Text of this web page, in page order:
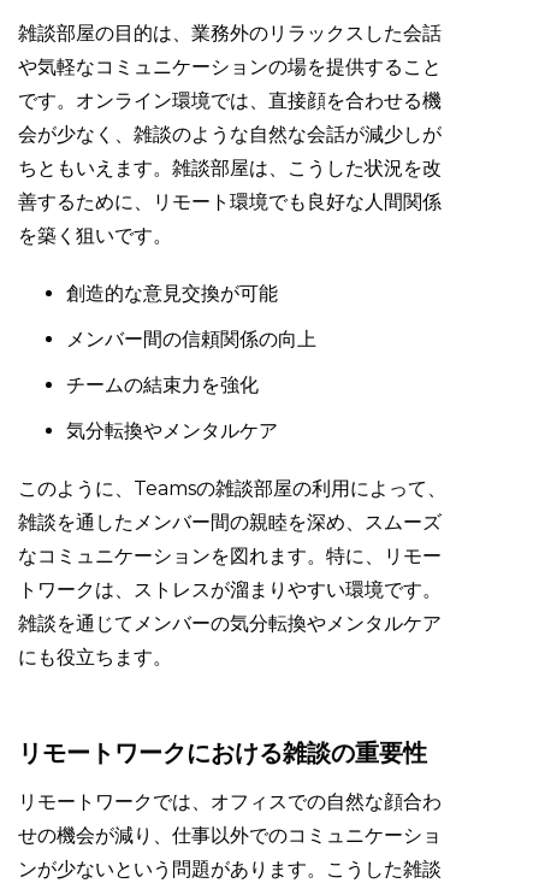
雑談部屋の目的は、業務外のリラックスした会話
や気軽なコミュニケーションの場を提供すること
です。オンライン環境では、直接顔を合わせる機
会が少なく、雑談のような自然な会話が減少しが
ちともいえます。雑談部屋は、こうした状況を改
善するために、リモート環境でも良好な人間関係
を築く狙いです。
創造的な意見交換が可能
メンバー間の信頼関係の向上
チームの結束力を強化
気分転換やメンタルケア
このように、Teamsの雑談部屋の利用によって、
雑談を通したメンバー間の親睦を深め、スムーズ
なコミュニケーションを図れます。特に、リモー
トワークは、ストレスが溜まりやすい環境です。
雑談を通じてメンバーの気分転換やメンタルケア
にも役立ちます。
リモートワークにおける雑談の重要性
リモートワークでは、オフィスでの自然な顔合わ
せの機会が減り、仕事以外でのコミュニケーショ
ンが少ないという問題があります。こうした雑談